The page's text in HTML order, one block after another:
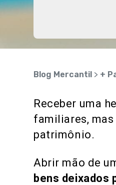
Blog Mercantil > +
Receber uma
familiares,
patrimônio.
Abrir mão de
bens deixados